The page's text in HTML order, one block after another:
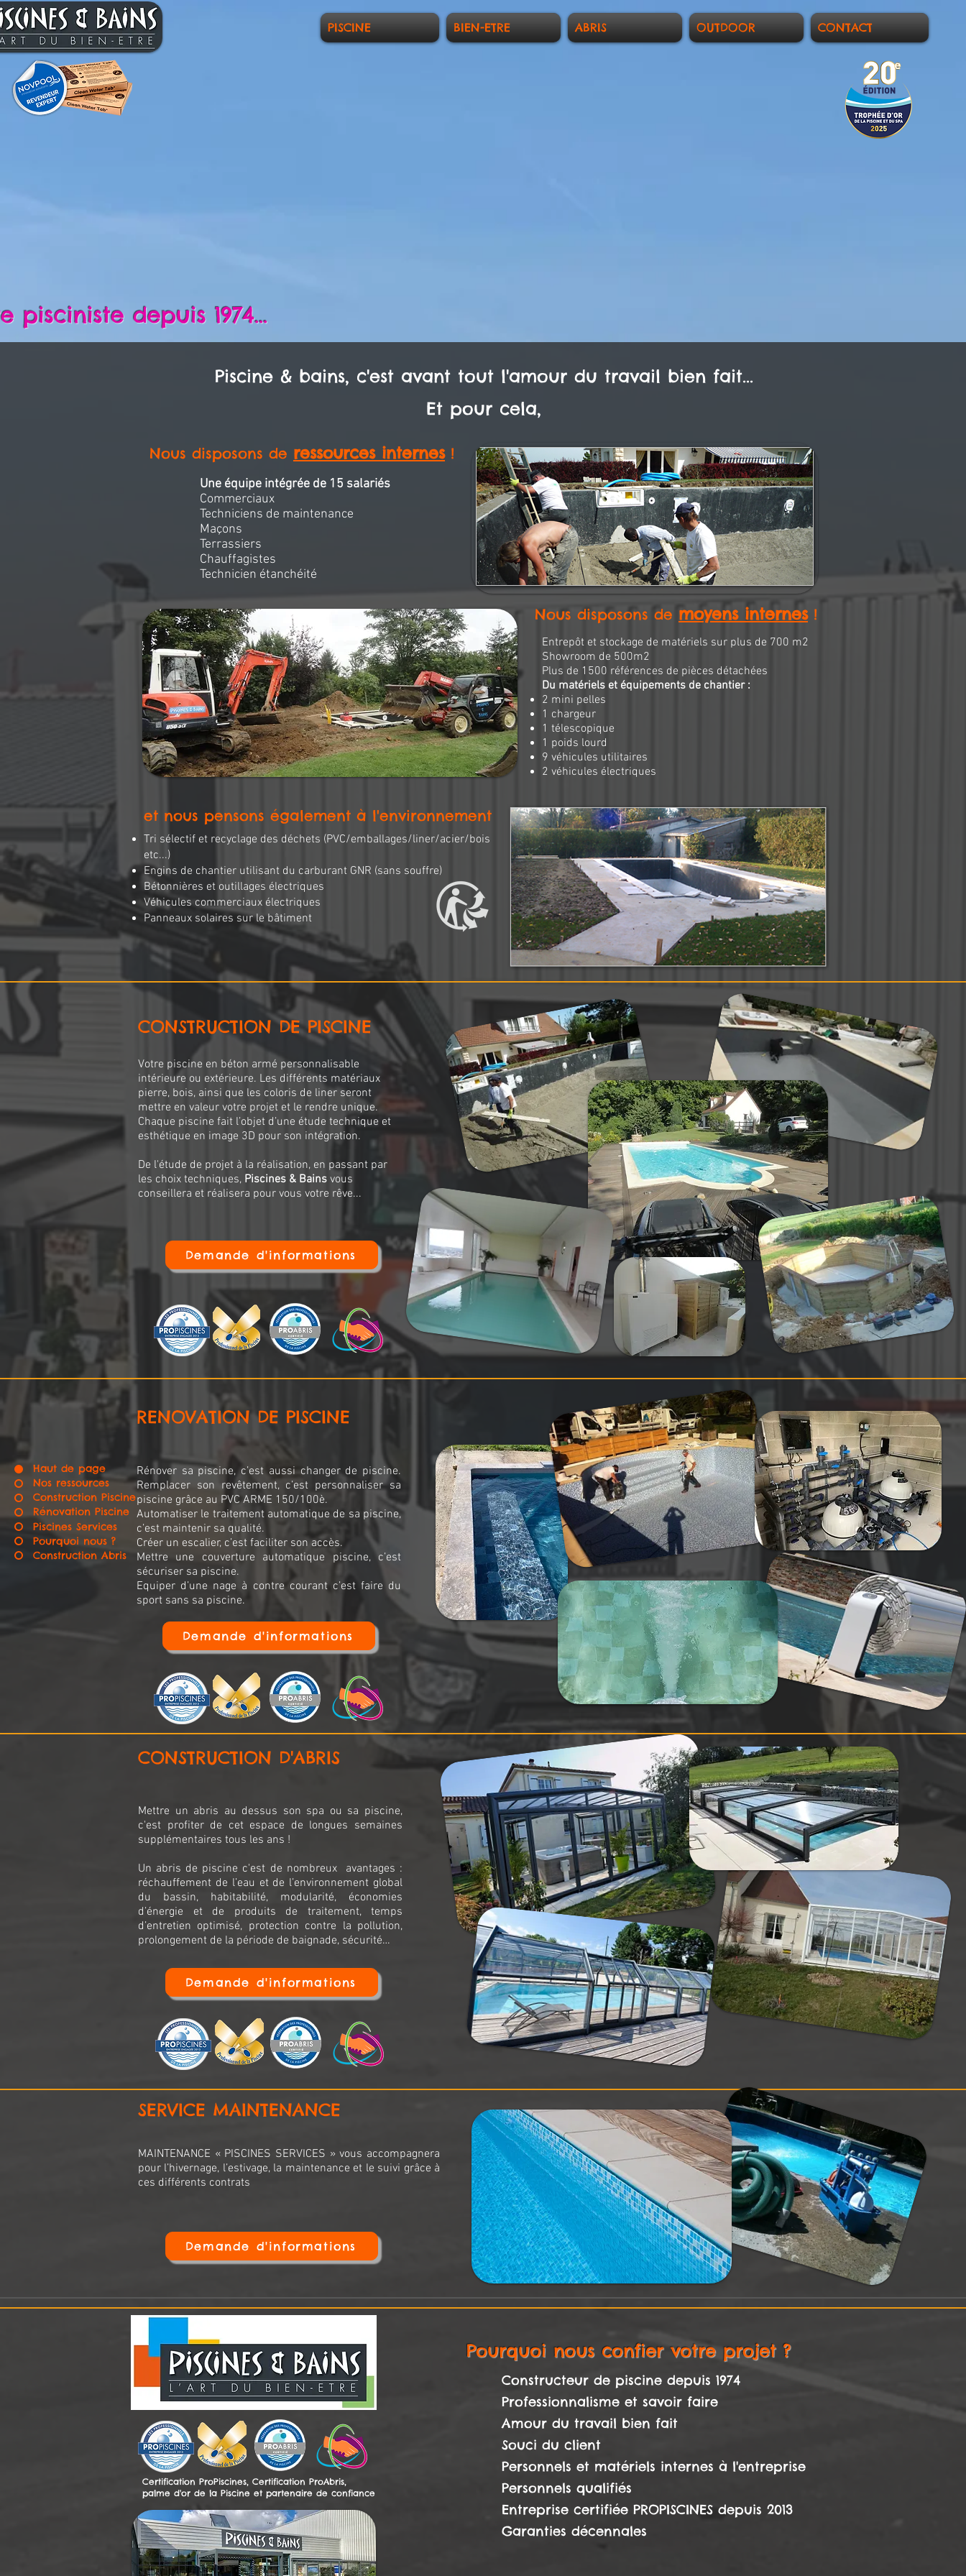
PISCINE BIEN-ETRE ABRIS OUTDOOR CONTACT
pisciniste depuis 1974...
Haut de page
Nos ressources
Construction Piscine
Rénovation Piscine
Piscines Services
Pourquoi nous ?
Construction Abris
Piscine & bains, c'est avant tout l'amour du travail bien fait...
Et pour cela,
Nous disposons de ressources internes!
Une équipe intégrée de 15 salariés
Commerciaux
Techniciens de maintenance
Maçons
Terrassiers
Chauffagistes
Technicien étanchéité
Nous disposons de moyens internes!
Entrepôt et stockage de matériels sur plus de 700 m2
Showroom de 500m2
Plus de 1500 références de pièces détachées
Du matériels et équipements de chantier :
2 mini pelles
1 chargeur
1 télescopique
1 poids lourd
9 véhicules utilitaires
2 véhicules électriques
et nous pensons également à l'environnement
Tri sélectif et recyclage des déchets (PVC/emballages/liner/acier/bois
etc...)
Engins de chantier utilisant du carburant GNR (sans souffre)
Bétonnières et outillages électriques
Véhicules commerciaux électriques
Panneaux solaires sur le bâtiment
CONSTRUCTION DE PISCINE
Votre piscine en béton armé personnalisable
intérieure ou extérieure. Les différents matériaux
pierre, bois, ainsi que les coloris de liner seront
mettre en valeur votre projet et le rendre unique.
Chaque piscine fait l’objet d’une étude technique et
esthétique en image 3D pour son intégration.
De l'étude de projet à la réalisation, en passant par
les choix techniques, Piscines & Bains vous
conseillera et réalisera pour vous votre rêve...
Demande d'informations
RENOVATION DE PISCINE
Rénover sa piscine, c’est aussi changer de piscine.
Remplacer son revêtement, c’est personnaliser sa
piscine grâce au PVC ARME 150/100è.
Automatiser le traitement automatique de sa piscine,
c’est maintenir sa qualité.
Créer un escalier, c’est faciliter son accès.
Mettre une couverture automatique piscine, c’est
sécuriser sa piscine.
Equiper d’une nage à contre courant c’est faire du
sport sans sa piscine.
Demande d'informations
CONSTRUCTION D'ABRIS
Mettre un abris au dessus son spa ou sa piscine,
c'est profiter de cet espace de longues semaines
supplémentaires tous les ans !
Un abris de piscine c'est de nombreux avantages :
réchauffement de l’eau et de l’environnement global
du bassin, habitabilité, modularité, économies
d’énergie et de produits de traitement, temps
d’entretien optimisé, protection contre la pollution,
prolongement de la période de baignade, sécurité…
Demande d'informations
SERVICE MAINTENANCE
MAINTENANCE « PISCINES SERVICES » vous accompagnera
pour l’hivernage, l’estivage, la maintenance et le suivi grâce à
ces différents contrats
Demande d'informations
Certification ProPiscines, Certification ProAbris,
palme d'or de la Piscine et partenaire de confiance
Pourquoi nous confier votre projet ?
Constructeur de piscine depuis 1974
Professionnalisme et savoir faire
Amour du travail bien fait
Souci du client
Personnels et matériels internes à l'entreprise
Personnels qualifiés
Entreprise certifiée PROPISCINES depuis 2013
Garanties décennales